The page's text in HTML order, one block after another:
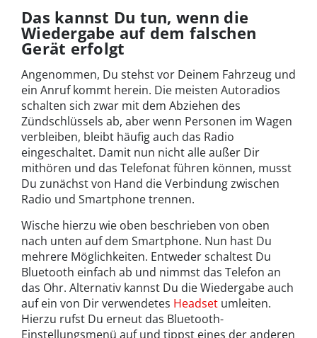
Das kannst Du tun, wenn die
Wiedergabe auf dem falschen
Gerät erfolgt
Angenommen, Du stehst vor Deinem Fahrzeug und
ein Anruf kommt herein. Die meisten Autoradios
schalten sich zwar mit dem Abziehen des
Zündschlüssels ab, aber wenn Personen im Wagen
verbleiben, bleibt häufig auch das Radio
eingeschaltet. Damit nun nicht alle außer Dir
mithören und das Telefonat führen können, musst
Du zunächst von Hand die Verbindung zwischen
Radio und Smartphone trennen.
Wische hierzu wie oben beschrieben von oben
nach unten auf dem Smartphone. Nun hast Du
mehrere Möglichkeiten. Entweder schaltest Du
Bluetooth einfach ab und nimmst das Telefon an
das Ohr. Alternativ kannst Du die Wiedergabe auch
auf ein von Dir verwendetes Headset umleiten.
Hierzu rufst Du erneut das Bluetooth-
Einstellungsmenü auf und tippst eines der anderen